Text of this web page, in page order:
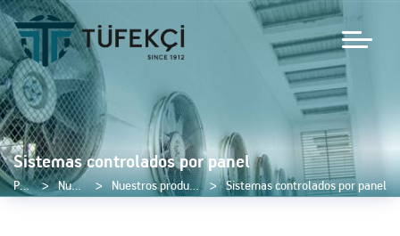
Sistemas controlados por panel
Página de inicio Nuestros productos Nuestros productos eléctricos y de automatización Sistemas controlados por panel